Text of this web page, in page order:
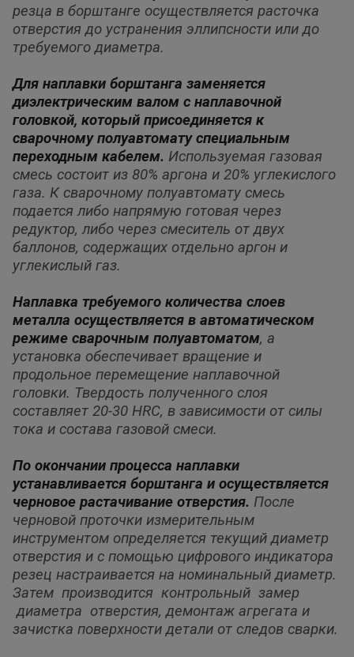
резца в борштанге осуществляется расточка
отверстия до устранения эллипсности или до
требуемого диаметра.
Для наплавки борштанга заменяется
диэлектрическим валом с наплавочной
головкой, который присоединяется к
сварочному полуавтомату специальным
переходным кабелем. Используемая газовая
смесь состоит из 80% аргона и 20% углекислого
газа. К сварочному полуавтомату смесь
подается либо напрямую готовая через
редуктор, либо через смеситель от двух
баллонов, содержащих отдельно аргон и
углекислый газ.
Наплавка требуемого количества слоев
металла осуществляется в автоматическом
режиме сварочным полуавтоматом, а
установка обеспечивает вращение и
продольное перемещение наплавочной
головки. Твердость полученного слоя
составляет 20-30 HRC, в зависимости от силы
тока и состава газовой смеси.
По окончании процесса наплавки
устанавливается борштанга и осуществляется
черновое растачивание отверстия. После
черновой проточки измерительным
инструментом определяется текущий диаметр
отверстия и с помощью цифрового индикатора
резец настраивается на номинальный диаметр.
Затем производится контрольный замер
диаметра отверстия, демонтаж агрегата и
зачистка поверхности детали от следов сварки.